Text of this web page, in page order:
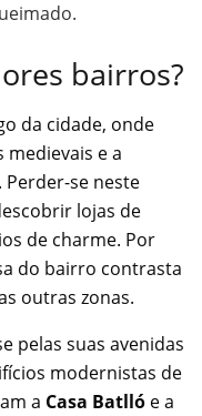
bairros?
da cidade, onde
e a
Perder-se neste
lojas de
de charme. Por
do bairro contrasta
outras zonas.
pelas suas avenidas
modernistas de
a Casa Batlló e a